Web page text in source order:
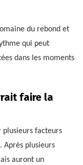
du rebond et
qui peut
dans les moments
faire la
plusieurs facteurs
Après plusieurs
auront un